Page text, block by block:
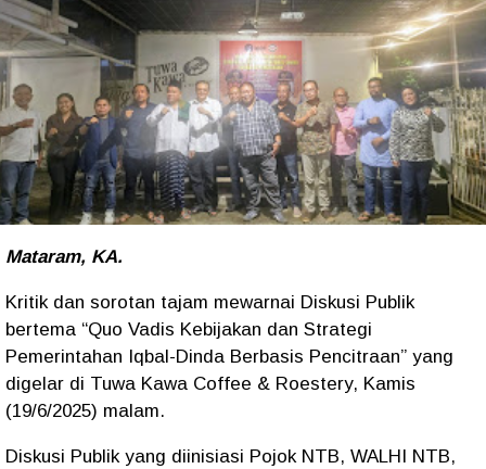
Mataram, KA.
Kritik dan sorotan tajam mewarnai Diskusi Publik
bertema “Quo Vadis Kebijakan dan Strategi
Pemerintahan Iqbal-Dinda Berbasis Pencitraan” yang
digelar di Tuwa Kawa Coffee & Roestery, Kamis
(19/6/2025) malam.
Diskusi Publik yang diinisiasi Pojok NTB, WALHI NTB,